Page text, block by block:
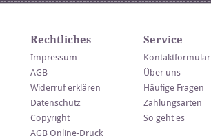
Rechtliches
Impressum
AGB
Widerruf erklären
Datenschutz
Copyright
AGB Online-Druck
Service
Kontaktformular
Über uns
Häufige Fragen
Zahlungsarten
So geht es